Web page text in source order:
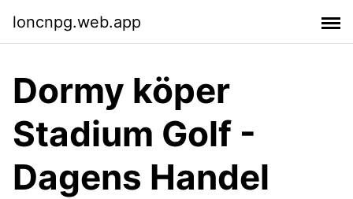
loncnpg.web.app
Dormy köper
Stadium Golf -
Dagens Handel